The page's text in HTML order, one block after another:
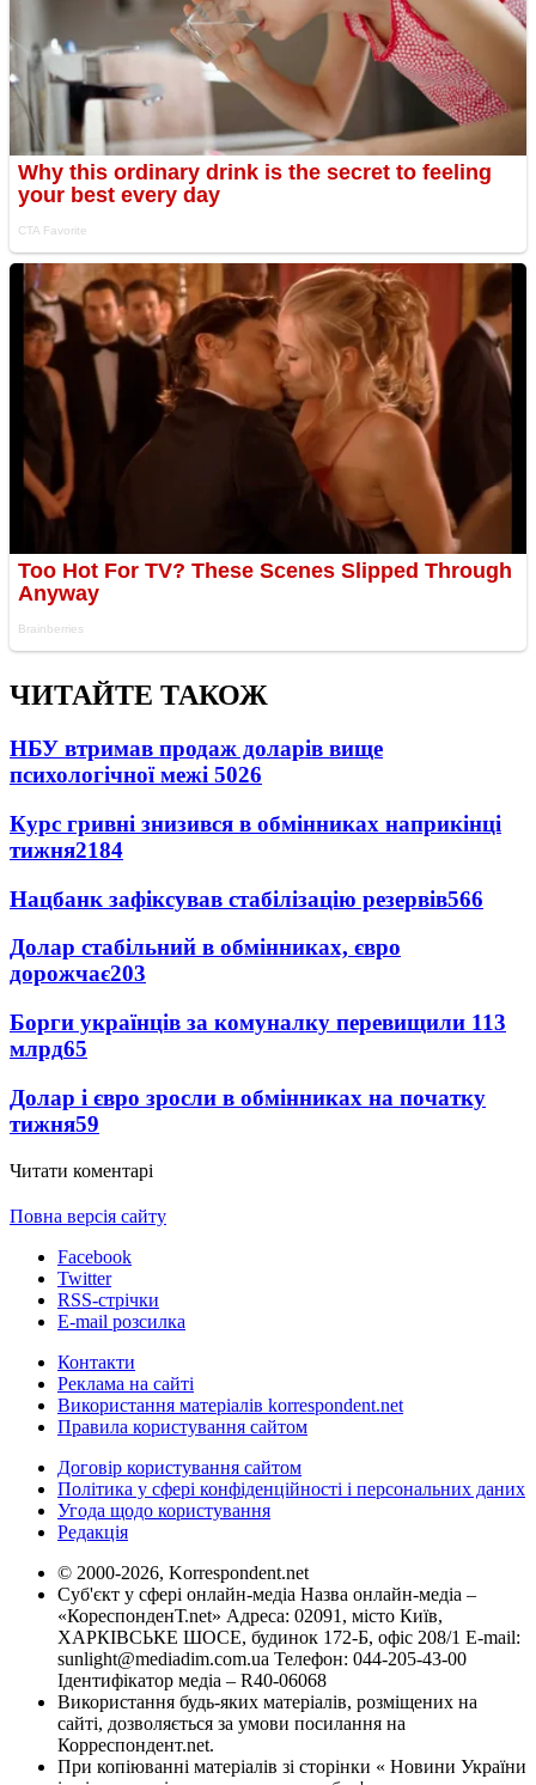
ЧИТАЙТЕ ТАКОЖ
НБУ втримав продаж доларів вище
психологічної межі 5026
Курс гривні знизився в обмінниках наприкінці
тижня2184
Нацбанк зафіксував стабілізацію резервів566
Долар стабільний в обмінниках, євро
дорожчає203
Борги українців за комуналку перевищили 113
млрд65
Долар і євро зросли в обмінниках на початку
тижня59
Читати коментарі
Повна версія сайту
Facebook
Twitter
RSS-стрічки
E-mail розсилка
Контакти
Реклама на сайті
Використання матеріалів korrespondent.net
Правила користування сайтом
Договір користування сайтом
Політика у сфері конфіденційності і персональних даних
Угода щодо користування
Редакція
© 2000-2026, Korrespondent.net
Суб'єкт у сфері онлайн-медіа Назва онлайн-медіа –
«КореспонденТ.net» Адреса: 02091, місто Київ,
ХАРКІВСЬКЕ ШОСЕ, будинок 172-Б, офіс 208/1 E-mail:
sunlight@mediadim.com.ua Телефон: 044-205-43-00
Ідентифікатор медіа – R40-06068
Використання будь-яких матеріалів, розміщених на
сайті, дозволяється за умови посилання на
Корреспондент.net.
При копіюванні матеріалів зі сторінки « Новини України